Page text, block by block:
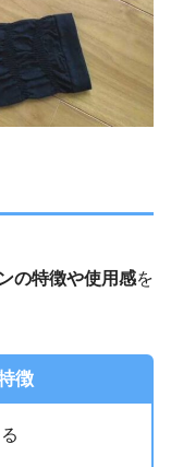
の特徴や使用感を
徴